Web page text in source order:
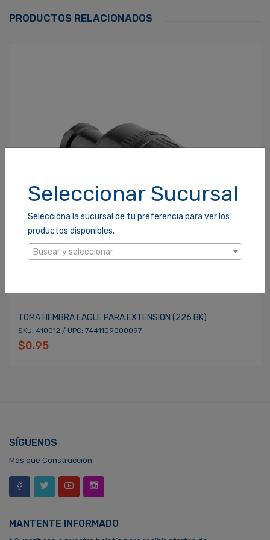
Seleccionar Sucursal
Selecciona la sucursal de tu preferencia para ver los
productos disponibles.
Buscar y seleccionar
Recordarme ACCEDER
PRODUCTOS RELACIONADOS
TOMA HEMBRA EAGLE PARA EXTENSION (226 BK)
SKU: 410012 / UPC: 7441109000097
$0.95
SÍGUENOS
Más que Construcción
MANTENTE INFORMADO